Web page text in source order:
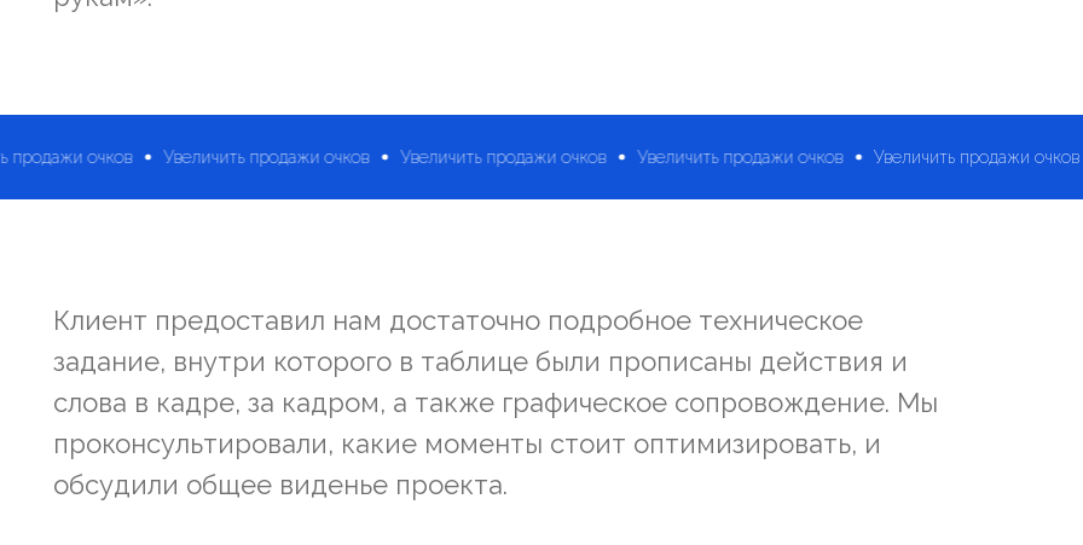
продажи очков Увеличить продажи очков Увеличить продажи очков Увеличить продажи очков Увеличить продажи
Клиент предоставил нам достаточно подробное техническое
задание, внутри которого в таблице были прописаны действия и
слова в кадре, за кадром, а также графическое сопровождение. Мы
проконсультировали, какие моменты стоит оптимизировать, и
обсудили общее виденье проекта.